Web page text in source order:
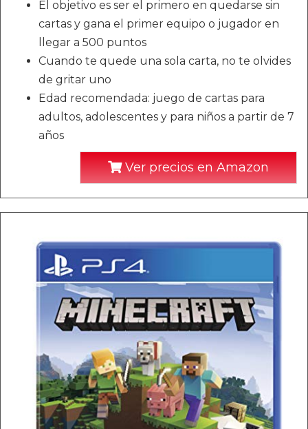
El objetivo es ser el primero en quedarse sin
cartas y gana el primer equipo o jugador en
llegar a 500 puntos
Cuando te quede una sola carta, no te olvides
de gritar uno
Edad recomendada: juego de cartas para
adultos, adolescentes y para niños a partir de 7
años
Ver precios en Amazon